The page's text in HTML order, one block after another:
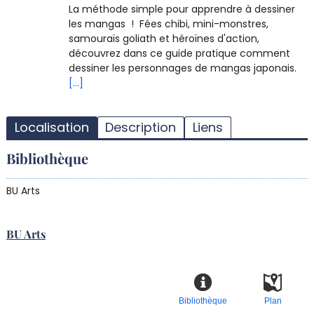
La méthode simple pour apprendre à dessiner
les mangas ! Fées chibi, mini-monstres,
samouraïs goliath et héroïnes d'action,
découvrez dans ce guide pratique comment
dessiner les personnages de mangas japonais.
[...]
Localisation Description Liens
Bibliothèque
BU Arts
BU Arts
Plan
Bibliothèque